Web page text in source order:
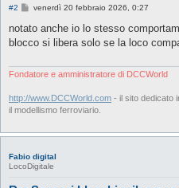
#2
M
s
a
i
venerdì 20 febbraio 2026, 0:27
notato anche io lo stesso
blocco si libera solo se la loco
Fondatore e amministratore di DCCWorld
http://www.DCCWorld.com - il sito dedicato
il modellismo ferroviario.
Fabio digital
LocoDigitale